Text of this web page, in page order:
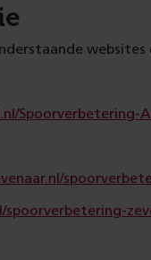
websites
Spoorverbetering-
spoorverbetering-